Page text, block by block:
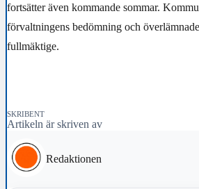
fortsätter även kommande sommar.
förvaltningens bedömning och
fullmäktige.
SKRIBENT
Artikeln är skriven av
Redaktionen